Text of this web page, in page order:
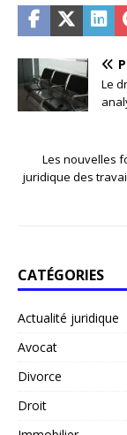
Le
Les nouvelles
juridique des
CATÉGORIES
Actualité juridique
Avocat
Divorce
Droit